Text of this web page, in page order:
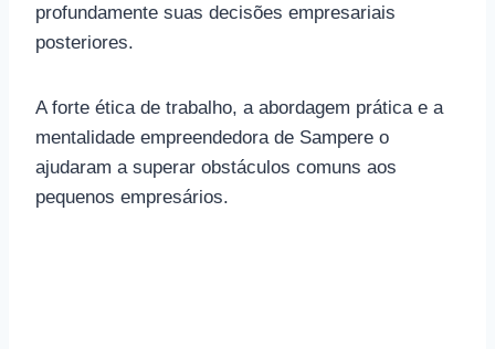
profundamente suas decisões empresariais
posteriores.
A forte ética de trabalho, a abordagem prática e a
mentalidade empreendedora de Sampere o
ajudaram a superar obstáculos comuns aos
pequenos empresários.